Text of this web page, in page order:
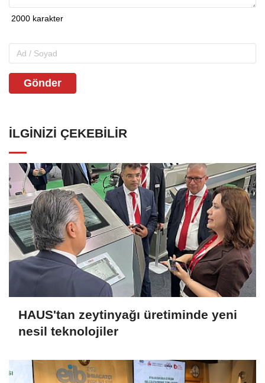
Gönder
İLGINIZI ÇEKEBILIR
HAUS'tan zeytinyağı üretiminde yeni
nesil teknolojiler